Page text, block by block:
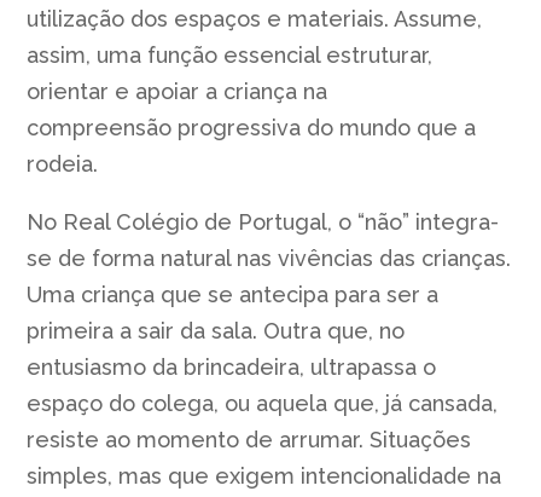
utilização dos espaços e materiais. Assume,
assim, uma função essencial estruturar,
orientar e apoiar a criança na
compreensão progressiva do mundo que a
rodeia.
No Real Colégio de Portugal, o “não” integra-
se de forma natural nas vivências das crianças.
Uma criança que se antecipa para ser a
primeira a sair da sala. Outra que, no
entusiasmo da brincadeira, ultrapassa o
espaço do colega, ou aquela que, já cansada,
resiste ao momento de arrumar. Situações
simples, mas que exigem intencionalidade na